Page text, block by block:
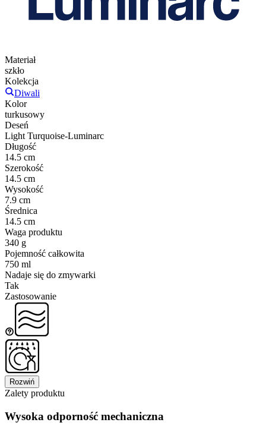
Materiał
szkło
Kolekcja
Diwali
Kolor
turkusowy
Deseń
Light Turquoise-Luminarc
Długość
14.5 cm
Szerokość
14.5 cm
Wysokość
7.9 cm
Średnica
14.5 cm
Waga produktu
340 g
Pojemność całkowita
750 ml
Nadaje się do zmywarki
Tak
Zastosowanie
Rozwiń
Zalety produktu
Wysoka odporność mechaniczna